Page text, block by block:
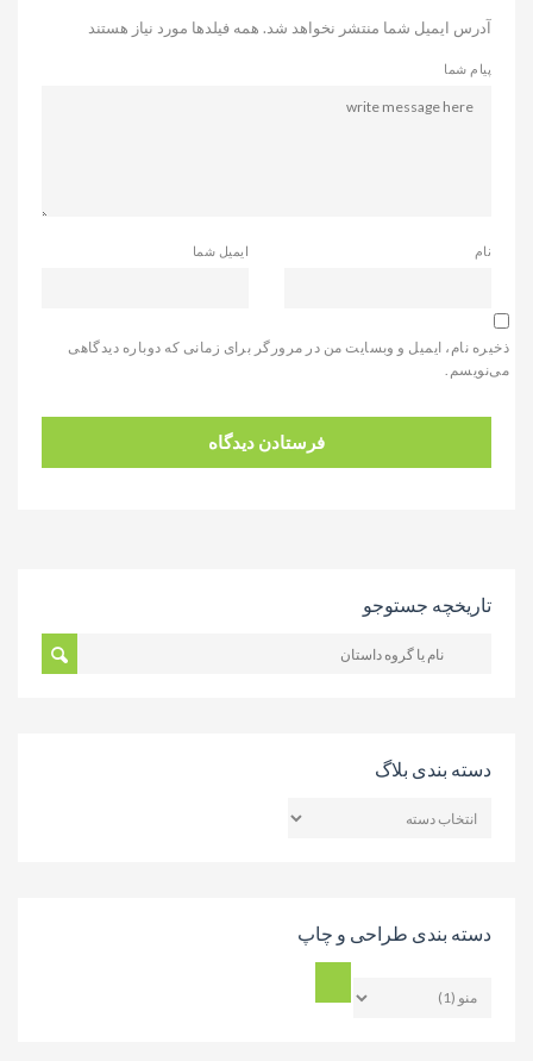
آدرس ایمیل شما منتشر نخواهد شد. همه فیلدها مورد نیاز هستند
پیام شما
نام ایمیل شما
ذخیره نام، ایمیل و وبسایت من در مرورگر برای زمانی که دوباره دیدگاهی
می‌نویسم.
تاریخچه جستوجو
دسته بندی بلاگ
بندی
دسته بندی طراحی و چاپ